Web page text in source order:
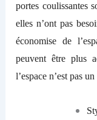
portes coulissantes
elles n’ont pas
économise de
peuvent êtreplus
l’espace n’est pas